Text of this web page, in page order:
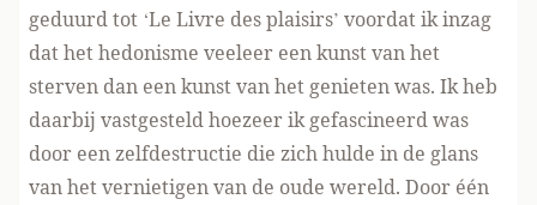
geduurd tot ‘Le Livre des plaisirs’ voordat ik inzag
dat het hedonisme veeleer een kunst van het
sterven dan een kunst van het genieten was. Ik heb
daarbij vastgesteld hoezeer ik gefascineerd was
door een zelfdestructie die zich hulde in de glans
van het vernietigen van de oude wereld. Door één